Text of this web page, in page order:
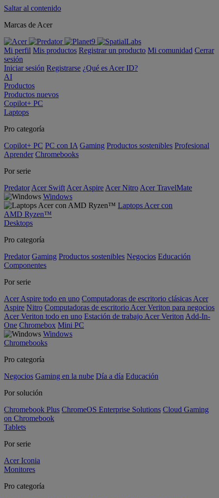
Saltar al contenido
Marcas de Acer
Mi perfil Mis productos Registrar un producto Mi comunidad Cerrar
sesión
Iniciar sesión Registrarse ¿Qué es Acer ID?
AI
Productos
Productos nuevos
Copilot+ PC
Laptops
Pro categoría
Copilot+ PC PC con IA Gaming Productos sostenibles Profesional
Aprender Chromebooks
Por serie
Predator Acer Swift Acer Aspire Acer Nitro Acer TravelMate
Windows
Laptops Acer con
AMD Ryzen™
Desktops
Pro categoría
Predator Gaming Productos sostenibles Negocios Educación
Componentes
Por serie
Acer Aspire todo en uno Computadoras de escritorio clásicas Acer
Aspire Nitro Computadoras de escritorio Acer Veriton para negocios
Acer Veriton todo en uno Estación de trabajo Acer Veriton Add-In-
One Chromebox Mini PC
Windows
Chromebooks
Pro categoría
Negocios Gaming en la nube Día a día Educación
Por solución
Chromebook Plus ChromeOS Enterprise Solutions Cloud Gaming
on Chromebook
Tablets
Por serie
Acer Iconia
Monitores
Pro categoría